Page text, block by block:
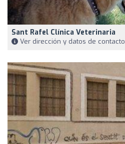
Sant Rafel Clínica Veterinaria
Ver dirección y datos de contacto